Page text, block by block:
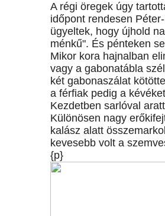
A régi öregek úgy
időpont rendesen
ügyeltek, hogy újhold
ménkű". És pénteken
Mikor kora hajnalban
vagy a gabonatábla
két gabonaszálat
a férfiak pedig a
Kezdetben sarlóval
Különösen nagy
kalász alatt
kevesebb volt a
{p}